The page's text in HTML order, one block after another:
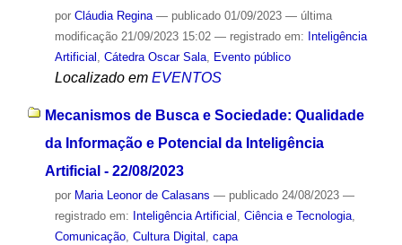
por Cláudia Regina — publicado01/09/2023 — última
modificação21/09/2023 15:02 — registrado em: Inteligência
Artificial Cátedra Oscar Sala, Evento público
Localizado em EVENTOS
Mecanismos de Busca e Sociedade: Qualidade
da Informação e Potencial da Inteligência
Artificial - 22/08/2023
por Maria Leonor de Calasans — publicado24/08/2023 —
registrado em: Inteligência Artificial , Ciência e Tecnologia,
Comunicação, Cultura Digital , capa